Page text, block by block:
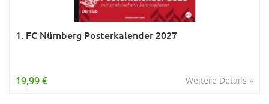
1. FC Nürnberg Posterkalender 2027
Weitere Details »
19,99 €